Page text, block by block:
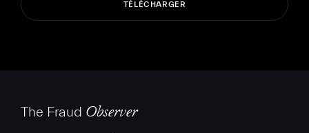
The Fraud Observer